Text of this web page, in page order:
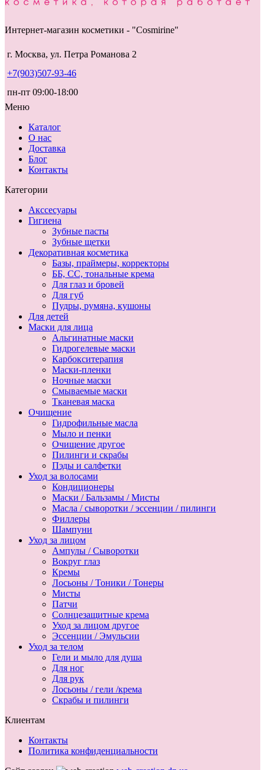
Интернет-магазин косметики - "Cosmirine"
г. Москва, ул. Петра Романова 2
+7(903)507-93-46
пн-пт 09:00-18:00
Меню
Каталог
О нас
Доставка
Блог
Контакты
Категории
Акссесуары
Гигиена
Зубные пасты
Зубные щетки
Декоративная косметика
Базы, праймеры, корректоры
ББ, СС, тональные крема
Для глаз и бровей
Для губ
Пудры, румяна, кушоны
Для детей
Маски для лица
Альгинатные маски
Гидрогелевые маски
Карбокситерапия
Маски-пленки
Ночные маски
Смываемые маски
Тканевая маска
Очищение
Гидрофильные масла
Мыло и пенки
Очищение другое
Пилинги и скрабы
Пэды и салфетки
Уход за волосами
Кондиционеры
Маски / Бальзамы / Мисты
Масла / сыворотки / эссенции / пилинги
Филлеры
Шампуни
Уход за лицом
Ампулы / Сыворотки
Вокруг глаз
Кремы
Лосьоны / Тоники / Тонеры
Мисты
Патчи
Солнцезащитные крема
Уход за лицом другое
Эссенции / Эмульсии
Уход за телом
Гели и мыло для душа
Для ног
Для рук
Лосьоны / гели /крема
Скрабы и пилинги
Клиентам
Контакты
Политика конфиденциальности